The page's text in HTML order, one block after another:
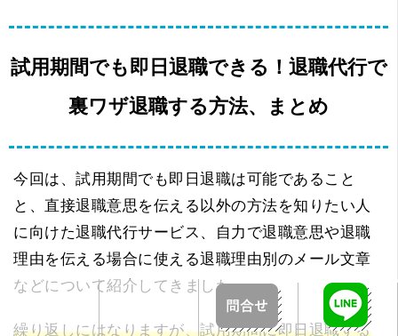
試用期間でも即日退職できる！退職代行で
裏ワザ退職する方法、まとめ
今回は、試用期間でも即日退職は可能であること
と、直接退職意思を伝える以外の方法を知りたい人
に向けた退職代行サービス、自力で退職意思や退職
理由を伝える場合に使える退職理由別のメール文章
などについて紹介してきました。
繰り返しにはなりますが、試用期間に即日退職する